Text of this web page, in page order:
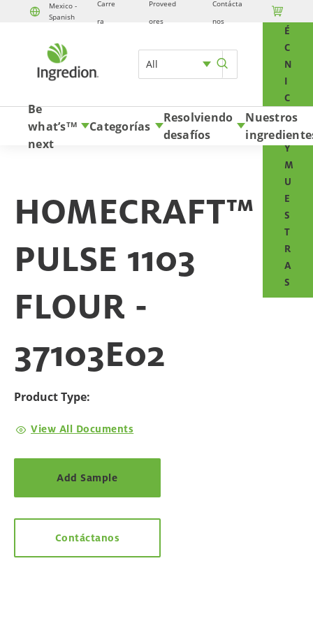
Mexico -
Spanish
Carre
ra
Proveed
ores
Contácta
nos

All
É
C
N
I
C
O
S
Y
M
U
E
S
T
R
A
S
Skip to content
Be
what’s
next
TM Categorías
Resolviendo
desafíos
Nuestros
HOMECRAFT™
PULSE 1103
FLOUR -
37103E02
Product Type:
View All Documents
Add Sample
Contáctanos